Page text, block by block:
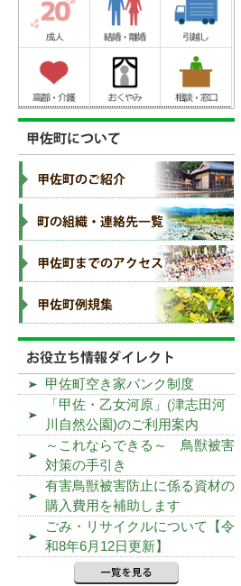
甲佐町空き家バンク制度
「甲佐・乙女河原」(津志田河
川自然公園)のご利用案内
～これならできる～ 鳥獣被害
対策の手引き
有害鳥獣被害防止に係る資材の
購入費用を補助します
ごみ・リサイクルについて【令
和8年6月12日更新】